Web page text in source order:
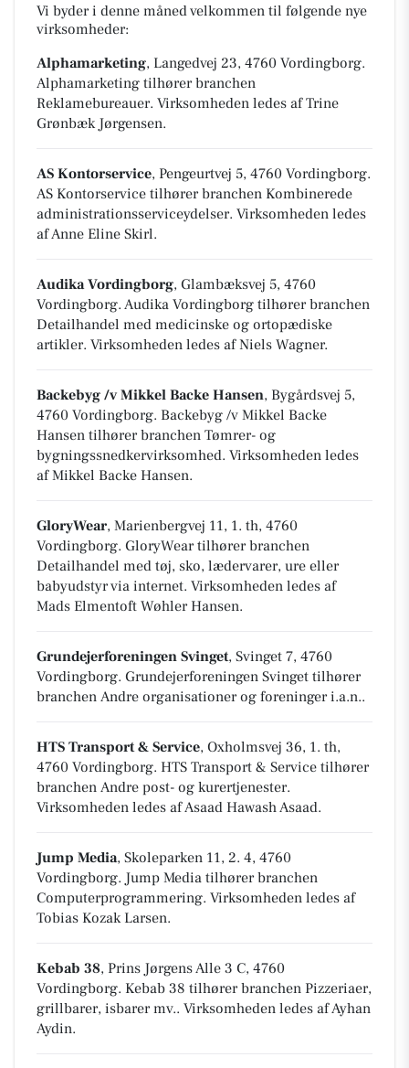
Vi byder i denne måned velkommen til følgende nye
virksomheder:
Alphamarketing, Langedvej 23, 4760 Vordingborg.
Alphamarketing tilhører branchen
Reklamebureauer. Virksomheden ledes af Trine
Grønbæk Jørgensen.
AS Kontorservice, Pengeurtvej 5, 4760 Vordingborg.
AS Kontorservice tilhører branchen Kombinerede
administrationsserviceydelser. Virksomheden ledes
af Anne Eline Skirl.
Audika Vordingborg, Glambæksvej 5, 4760
Vordingborg. Audika Vordingborg tilhører branchen
Detailhandel med medicinske og ortopædiske
artikler. Virksomheden ledes af Niels Wagner.
Backebyg /v Mikkel Backe Hansen, Bygårdsvej 5,
4760 Vordingborg. Backebyg /v Mikkel Backe
Hansen tilhører branchen Tømrer- og
bygningssnedkervirksomhed. Virksomheden ledes
af Mikkel Backe Hansen.
GloryWear, Marienbergvej 11, 1. th, 4760
Vordingborg. GloryWear tilhører branchen
Detailhandel med tøj, sko, lædervarer, ure eller
babyudstyr via internet. Virksomheden ledes af
Mads Elmentoft Wøhler Hansen.
Grundejerforeningen Svinget, Svinget 7, 4760
Vordingborg. Grundejerforeningen Svinget tilhører
branchen Andre organisationer og foreninger i.a.n..
HTS Transport & Service, Oxholmsvej 36, 1. th,
4760 Vordingborg. HTS Transport & Service tilhører
branchen Andre post- og kurertjenester.
Virksomheden ledes af Asaad Hawash Asaad.
Jump Media, Skoleparken 11, 2. 4, 4760
Vordingborg. Jump Media tilhører branchen
Computerprogrammering. Virksomheden ledes af
Tobias Kozak Larsen.
Kebab 38, Prins Jørgens Alle 3 C, 4760
Vordingborg. Kebab 38 tilhører branchen Pizzeriaer,
grillbarer, isbarer mv.. Virksomheden ledes af Ayhan
Aydin.